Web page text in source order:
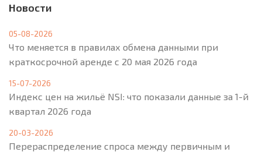
Новости
05-08-2026
Что меняется в правилах обмена данными при
краткосрочной аренде с 20 мая 2026 года
15-07-2026
Индекс цен на жильё NSI: что показали данные за 1-й
квартал 2026 года
20-03-2026
Перераспределение спроса между первичным и